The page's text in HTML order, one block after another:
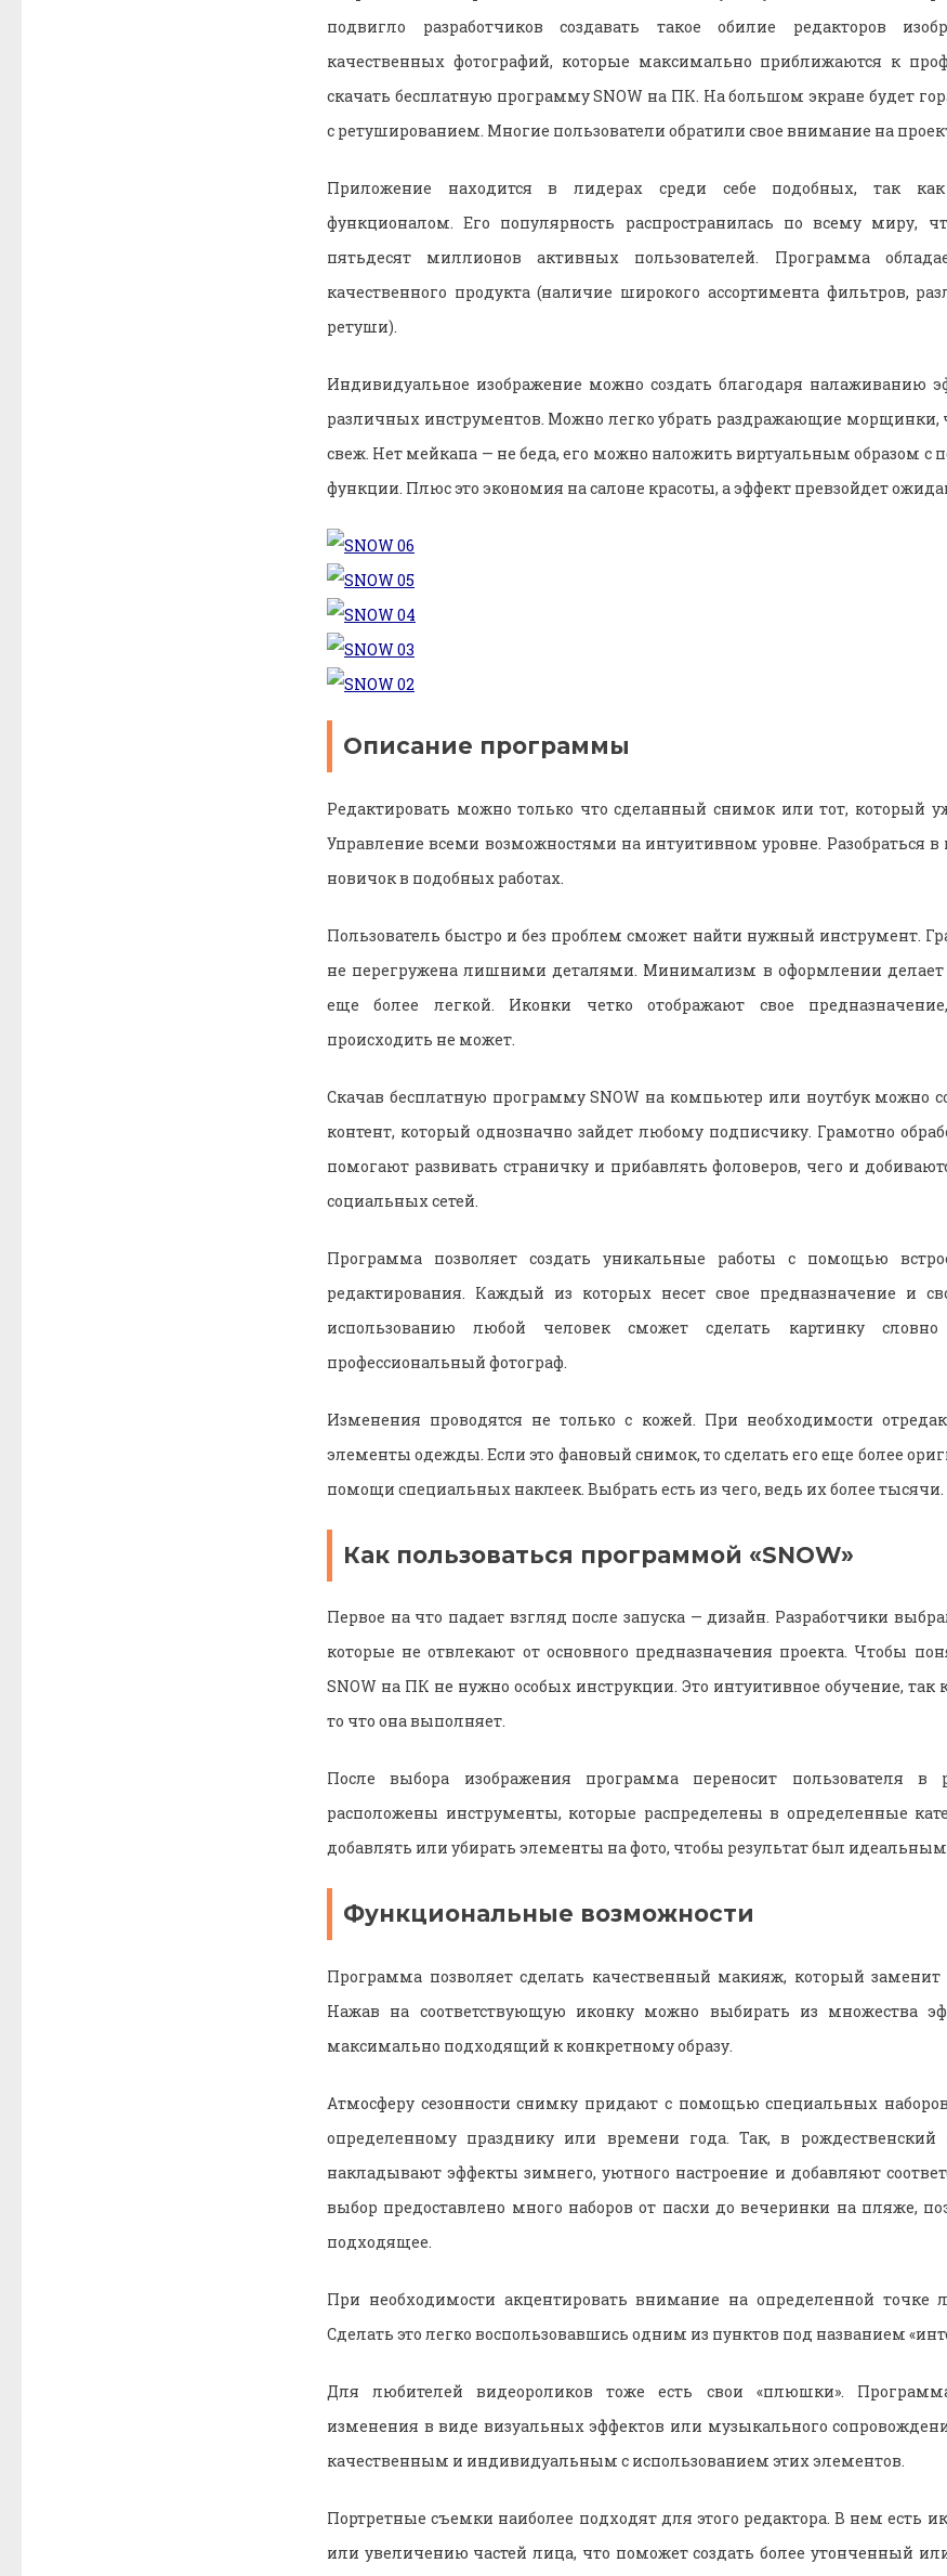
подвигло разработчиков создавать такое обилие редакторов
качественных фотографий, которые максимально приближаются к
скачать бесплатную программу SNOW на ПК. На большом экране будет
с ретушированием. Многие пользователи обратили свое внимание на
Приложение находится в лидерах среди себе подобных, так
функционалом. Его популярность распространилась по всему миру,
пятьдесят миллионов активных пользователей. Программа
качественного продукта (наличие широкого ассортимента фильтров,
ретуши).
Индивидуальное изображение можно создать благодаря налаживанию
различных инструментов. Можно легко убрать раздражающие морщинки,
свеж. Нет мейкапа — не беда, его можно наложить виртуальным образом
функции. Плюс это экономия на салоне красоты, а эффект превзойдет
Описание программы
Редактировать можно только что сделанный снимок или тот, который
Управление всеми возможностями на интуитивном уровне. Разобраться в
новичок в подобных работах.
Пользователь быстро и без проблем сможет найти нужный инструмент.
не перегружена лишними деталями. Минимализм в оформлении делает
еще более легкой. Иконки четко отображают свое
происходить не может.
Скачав бесплатную программу SNOW на компьютер или ноутбук можно
контент, который однозначно зайдет любому подписчику. Грамотно
помогают развивать страничку и прибавлять фоловеров, чего и
социальных сетей.
Программа позволяет создать уникальные работы с помощью
редактирования. Каждый из которых несет свое предназначение и
использованию любой человек сможет сделать картинку
профессиональный фотограф.
Изменения проводятся не только с кожей. При необходимости
элементы одежды. Если это фановый снимок, то сделать его еще более
помощи специальных наклеек. Выбрать есть из чего, ведь их более тысячи.
Как пользоваться программой «SNOW»
Первое на что падает взгляд после запуска — дизайн. Разработчики
которые не отвлекают от основного предназначения проекта. Чтобы
SNOW на ПК не нужно особых инструкции. Это интуитивное обучение, так
то что она выполняет.
После выбора изображения программа переносит пользователя в
расположены инструменты, которые распределены в определенные
добавлять или убирать элементы на фото, чтобы результат был
Функциональные возможности
Программа позволяет сделать качественный макияж, который заменит
Нажав на соответствующую иконку можно выбирать из множества
максимально подходящий к конкретному образу.
Атмосферу сезонности снимку придают с помощью специальных
определенному празднику или времени года. Так, в рождественский
накладывают эффекты зимнего, уютного настроение и добавляют
выбор предоставлено много наборов от пасхи до вечеринки на пляже,
подходящее.
При необходимости акцентировать внимание на определенной точке
Сделать это легко воспользовавшись одним из пунктов под названием
Для любителей видеороликов тоже есть свои «плюшки».
изменения в виде визуальных эффектов или музыкального
качественным и индивидуальным с использованием этих элементов.
Портретные съемки наиболее подходят для этого редактора. В нем есть
или увеличению частей лица, что поможет создать более утонченный